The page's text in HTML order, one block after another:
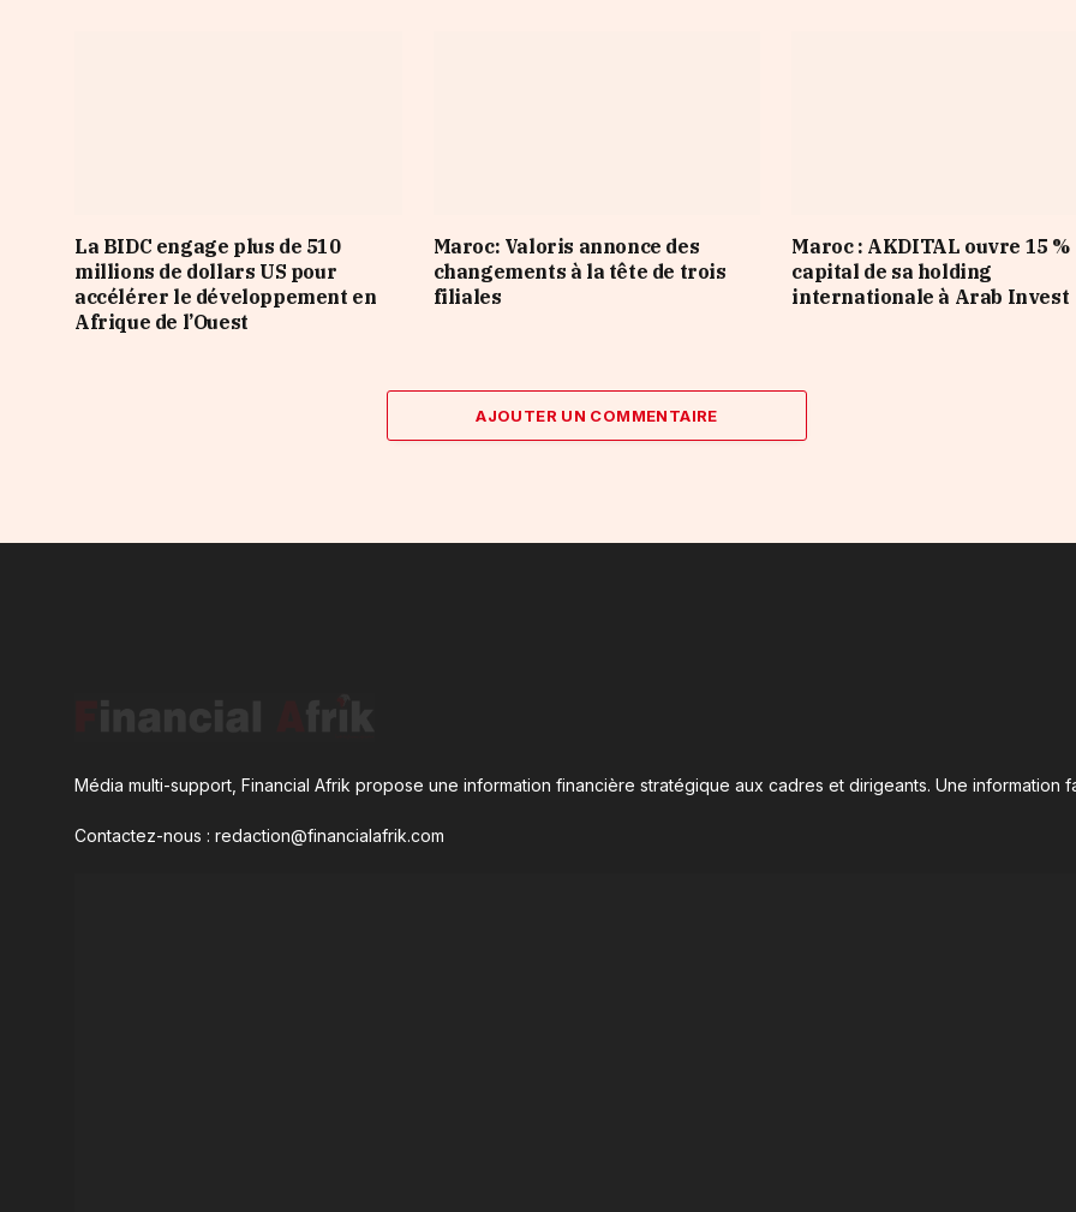
La BIDC engage plus de 510
millions de dollars US pour
accélérer le développement en
Afrique de l’Ouest
Maroc: Valoris annonce des
changements à la tête de trois
filiales
Maroc : AKDITAL ouvre 15 %
capital de sa holding
internationale à Arab Invest
AJOUTER UN COMMENTAIRE
Média multi-support, Financial Afrik propose une information financière stratégique aux cadres et dirigeants. Une information
Contactez-nous : redaction@financialafrik.com